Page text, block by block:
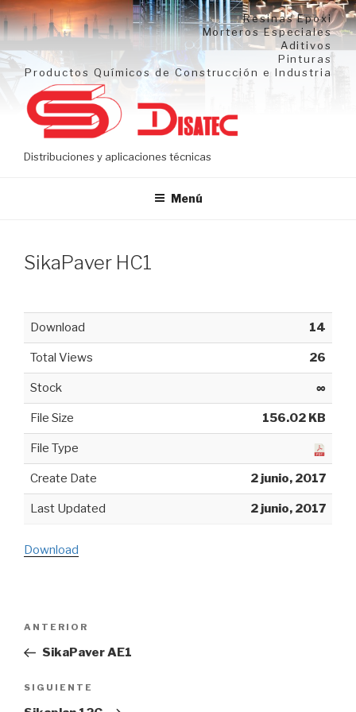
Ir
al
contenido
Resinas Epoxi
Morteros Especiales
Aditivos
Pinturas
Productos Químicos de Construcción e Industria
Distribuciones y aplicaciones técnicas
Menú
SikaPaver HC1
Download 14
Total Views 26
Stock ∞
File Size 156.02 KB
File Type
Create Date 2 junio, 2017
Last Updated 2 junio, 2017
Download
Navegación
Entrada
anterior:
ANTERIOR
SikaPaver AE1
Siguiente
entrada
SIGUIENTE